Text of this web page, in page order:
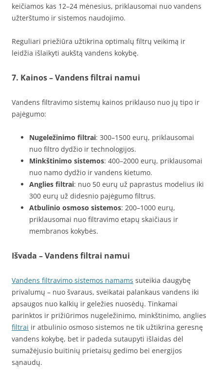
keičiamos kas 12–24 mėnesius, priklausomai nuo vandens
užterštumo ir sistemos naudojimo.
Reguliari priežiūra užtikrina optimalų filtrų veikimą ir
leidžia išlaikyti aukštą vandens kokybę.
7. Kainos – Vandens filtrai namui
Vandens filtravimo sistemų kainos priklauso nuo jų tipo ir
pajėgumo:
Nugeležinimo filtrai: 300–1500 eurų, priklausomai
nuo filtro dydžio ir technologijos.
Minkštinimo sistemos: 400–2000 eurų, priklausomai
nuo namo dydžio ir vandens kietumo.
Anglies filtrai: nuo 50 eurų už paprastus modelius iki
300 eurų už didesnio pajėgumo filtrus.
Atbulinio osmoso sistemos: 200–1000 eurų,
priklausomai nuo filtravimo etapų skaičiaus ir
membranos kokybės.
Išvada – Vandens filtrai namui
Vandens filtravimo sistemos namams suteikia daugybę
privalumų – nuo švaraus, sveikatai palankaus vandens iki
apsaugos nuo kalkių ir geležies nuosėdų. Tinkamai
parinktos ir prižiūrimos nugeležinimo, minkštinimo, anglies
filtrai ir atbulinio osmoso sistemos ne tik užtikrina geresnę
vandens kokybę, bet ir padeda sutaupyti išlaidas dėl
sumažėjusio buitinių prietaisų gedimo bei energijos
sąnaudų.